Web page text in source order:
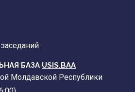
БАЗА USIS.BAA
Молдавской Республики